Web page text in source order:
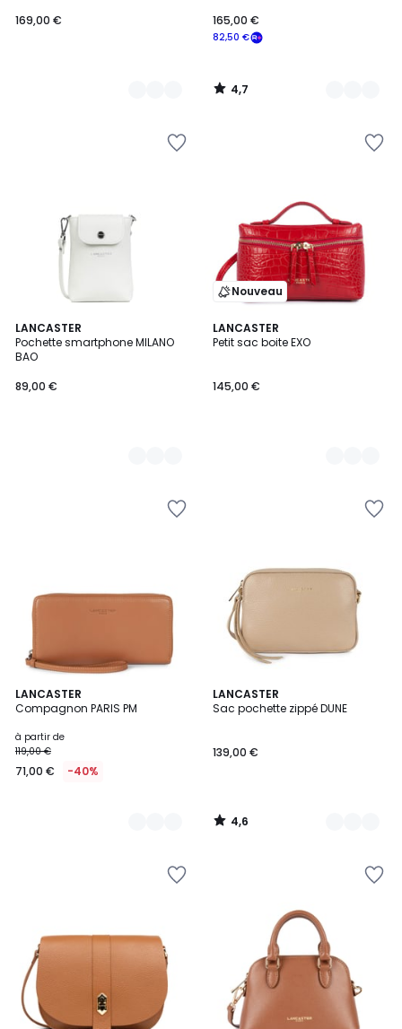
169,00 €
82,50 €
165,00 €
4,7
/
LANCASTER
Pochette smartphone MILANO
BAO
89,00 €
11
Couleurs
Nouveau
LANCASTER
Petit sac boite EXO
145,00 €
3
Couleurs
LANCASTER
Compagnon PARIS PM
à partir de
119,00 €
71,00 € -40%
7
Couleurs
LANCASTER
Sac pochette zippé DUNE
139,00 €
4,6
/ 5
7
Couleurs
4,6
/